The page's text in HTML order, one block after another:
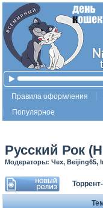
Правила оформления
Популярное
Русский Рок
Модераторы: Чех, Beijing65,